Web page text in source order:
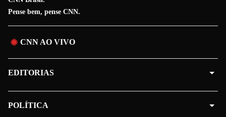
Pense bem, pense CNN.
CNN AO VIVO
EDITORIAS
POLÍTICA